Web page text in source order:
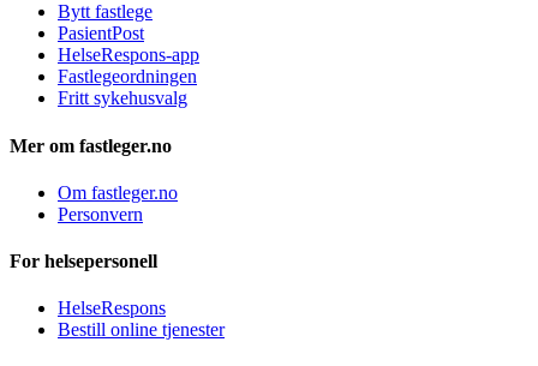
Bytt fastlege
PasientPost
HelseRespons-app
Fastlegeordningen
Fritt sykehusvalg
Mer om fastleger.no
Om fastleger.no
Personvern
For helsepersonell
HelseRespons
Bestill online tjenester